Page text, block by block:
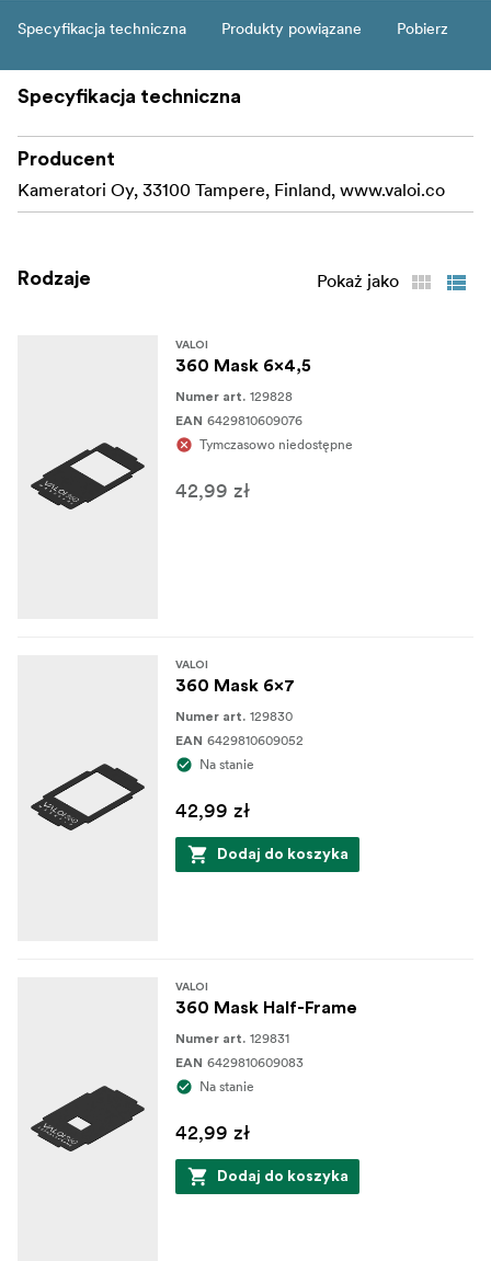
Specyfikacja techniczna Produkty powiązane Pobierz
Specyfikacja techniczna
Producent
Kameratori Oy, 33100 Tampere, Finland, www.valoi.co
Rodzaje Pokaż jako
VALOI
360 Mask 6x4,5
Numer art. 129828
EAN 6429810609076
Tymczasowo niedostępne
42,99 zł
VALOI
360 Mask 6x7
Numer art. 129830
EAN 6429810609052
Na stanie
42,99 zł
Dodaj do koszyka
VALOI
360 Mask Half-Frame
Numer art. 129831
EAN 6429810609083
Na stanie
42,99 zł
Dodaj do koszyka